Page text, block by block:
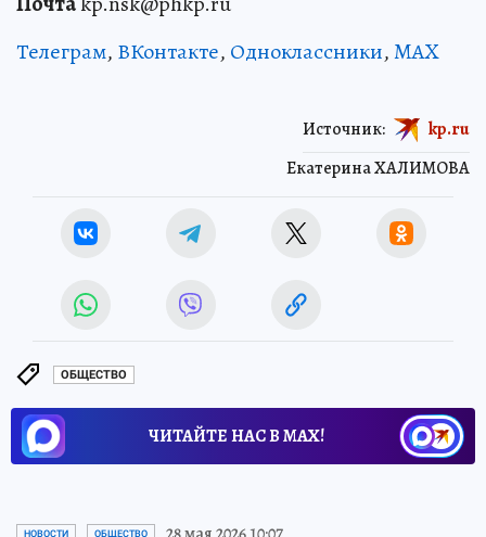
Телеграм, ВКонтакте, Одноклассники,MAX
Екатерина ХАЛИМОВА
Источник: kp.ru
ОБЩЕСТВО
ЧИТАЙТЕ НАС В МАХ!
НОВОСТИ ОБЩЕСТВО